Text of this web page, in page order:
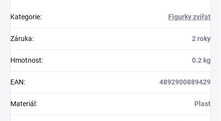
Kategorie: Figurky zvířat
Záruka: 2 roky
Hmotnost: 0.2 kg
EAN: 4892900889429
Materiál : Plast